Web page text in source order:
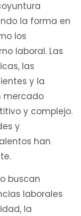
la forma en
los
laboral. Las
las
y la
mercado
y complejo.
y
han
buscan
laborales
la